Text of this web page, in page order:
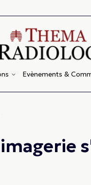
Evènements &